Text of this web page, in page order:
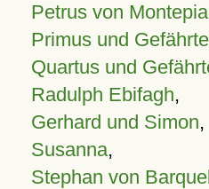
Petrus von
Primus und
Quartus und
Radulph Ebifagh,
Gerhard und Simon,
Susanna,
Stephan von